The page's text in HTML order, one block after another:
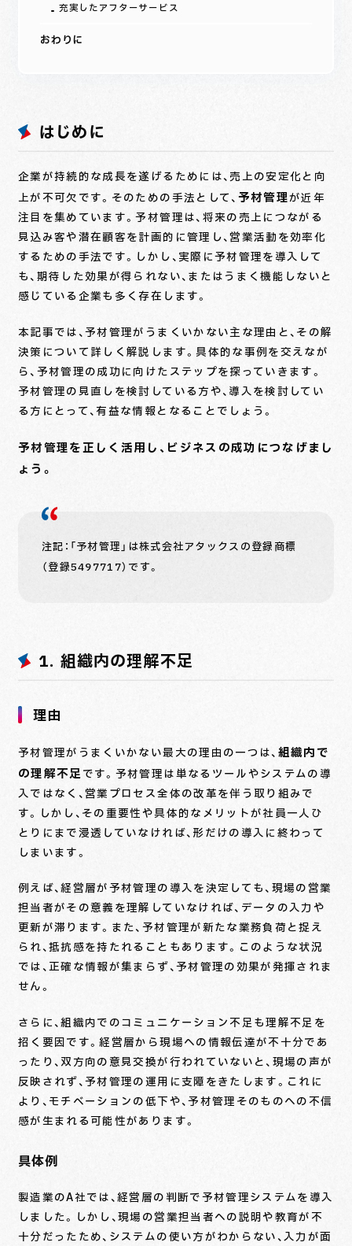
充実したアフターサービス
おわりに
はじめに
企業が持続的な成長を遂げるためには、売上の安定化と向
上が不可欠です。そのための手法として、 予材管理が近年
注目を集めています。予材管理は、将来の売上につながる
見込み客や潜在顧客を計画的に管理し、営業活動を効率化
するための手法です。しかし、実際に予材管理を導入して
も、期待した効果が得られない、またはうまく機能しないと
感じている企業も多く存在します。
本記事では、予材管理がうまくいかない主な理由と、その解
決策について詳しく解説します。具体的な事例を交えなが
ら、予材管理の成功に向けたステップを探っていきます。
予材管理の見直しを検討している方や、導入を検討してい
る方にとって、有益な情報となることでしょう。
予材管理を正しく活用し、ビジネスの成功につなげまし
ょう。
注記：「予材管理」は株式会社アタックスの登録商標
（登録5497717）です。
1. 組織内の理解不足
理由
予材管理がうまくいかない最大の理由の一つは、 組織内で
の理解不足です。予材管理は単なるツールやシステムの導
入ではなく、営業プロセス全体の改革を伴う取り組みで
す。しかし、その重要性や具体的なメリットが社員一人ひ
とりにまで浸透していなければ、形だけの導入に終わって
しまいます。
例えば、経営層が予材管理の導入を決定しても、現場の営業
担当者がその意義を理解していなければ、データの入力や
更新が滞ります。また、予材管理が新たな業務負荷と捉え
られ、抵抗感を持たれることもあります。このような状況
では、正確な情報が集まらず、予材管理の効果が発揮されま
せん。
さらに、組織内でのコミュニケーション不足も理解不足を
招く要因です。経営層から現場への情報伝達が不十分であ
ったり、双方向の意見交換が行われていないと、現場の声が
反映されず、予材管理の運用に支障をきたします。これに
より、モチベーションの低下や、予材管理そのものへの不信
感が生まれる可能性があります。
具体例
製造業のA社では、経営層の判断で予材管理システムを導入
しました。しかし、現場の営業担当者への説明や教育が不
十分だったため、システムの使い方がわからない、入力が面